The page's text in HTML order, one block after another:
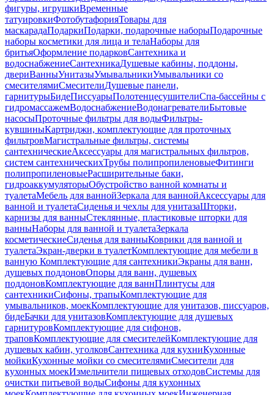
фигуры, игрушкиВременные
татуировкиФотобутафорияТовары для
маскарадаПодаркиПодарки, подарочные наборыПодарочные
наборы косметики для лица и телаНаборы для
бритьяОформление подарковСантехника и
водоснабжениеСантехникаДушевые кабины, поддоны,
двериВанныУнитазыУмывальникиУмывальники со
смесителямиСмесителиДушевые панели,
гарнитурыБидеПиссуарыПолотенцесушителиСпа-бассейны с
гидромассажемВодоснабжениеВодонагревателиБытовые
насосыПроточные фильтры для водыФильтры-
кувшиныКартриджи, комплектующие для проточных
фильтровМагистральные фильтры, системы
сантехническиеАксессуары для магистральных фильтров,
систем сантехническихТрубы полипропиленовыеФитинги
полипропиленовыеРасширительные баки,
гидроаккумуляторыОбустройство ванной комнаты и
туалетаМебель для ваннойЗеркала для ваннойАксессуары для
ванной и туалетаСиденья и чехлы для унитазаШторки,
карнизы для ванныСтеклянные, пластиковые шторки для
ванныНаборы для ванной и туалетаЗеркала
косметическиеСиденья для ванныКоврики для ванной и
туалетаЭкран-дверки в туалетКомплектующие для мебели в
ванную Комплектующие для сантехникиЭкраны для ванн,
душевых поддоновОпоры для ванн, душевых
поддоновКомплектующие для ваннПлинтусы для
сантехникиСифоны, трапыКомплектующие для
умывальников, моекКомплектующие для унитазов, писсуаров,
бидеБачки для унитазовКомплектующие для душевых
гарнитуровКомплектующие для сифонов,
траповКомплектующие для смесителейКомплектующие для
душевых кабин, уголковСантехника для кухниКухонные
мойкиКухонные мойки со смесителямиСмесители для
кухонных моекИзмельчители пищевых отходовСистемы для
очистки питьевой водыСифоны для кухонных